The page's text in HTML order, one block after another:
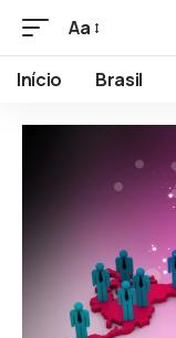
Aa
Início Brasil